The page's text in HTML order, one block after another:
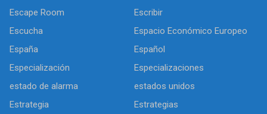
Escape Room
Escribir
Escucha
Espacio Económico Europeo
España
Español
Especialización
Especializaciones
estado de alarma
estados unidos
Estrategia
Estrategias